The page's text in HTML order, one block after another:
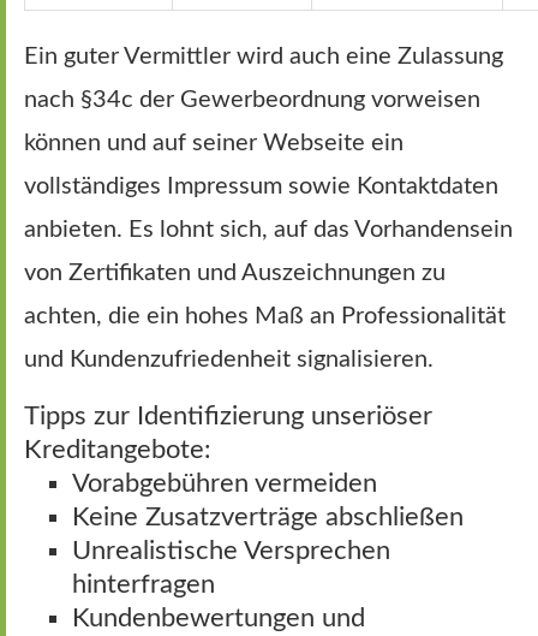
Ein guter Vermittler wird auch eine Zulassung
nach §34c der Gewerbeordnung vorweisen
können und auf seiner Webseite ein
vollständiges Impressum sowie Kontaktdaten
anbieten. Es lohnt sich, auf das Vorhandensein
von Zertifikaten und Auszeichnungen zu
achten, die ein hohes Maß an Professionalität
und Kundenzufriedenheit signalisieren.
Tipps zur Identifizierung unseriöser
Kreditangebote:
Vorabgebühren vermeiden
Keine Zusatzverträge abschließen
Unrealistische Versprechen
hinterfragen
Kundenbewertungen und